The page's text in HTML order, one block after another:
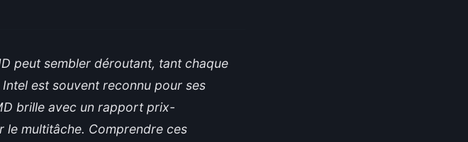
peut sembler déroutant, tant chaque
est souvent reconnu pour ses
brille avec un rapport prix-
multitâche. Comprendre ces